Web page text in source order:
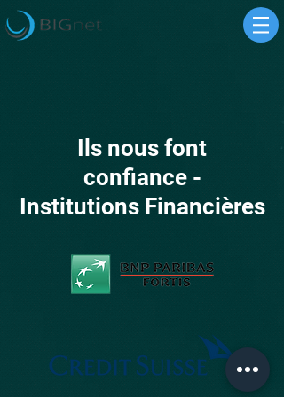
Ils nous font
confiance -
Institutions Financières